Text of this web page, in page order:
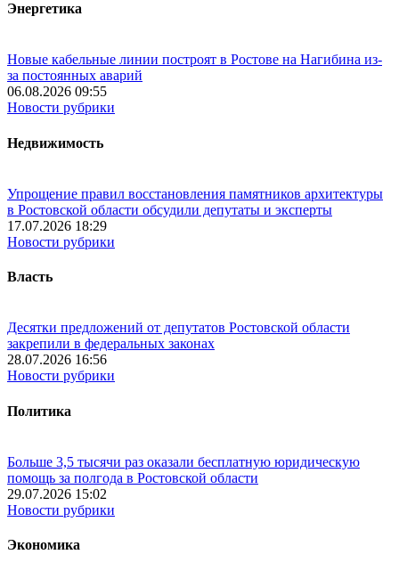
Энергетика
Новые кабельные линии построят в Ростове на Нагибина из-
за постоянных аварий
06.08.2026 09:55
Новости рубрики
Недвижимость
Упрощение правил восстановления памятников архитектуры
в Ростовской области обсудили депутаты и эксперты
17.07.2026 18:29
Новости рубрики
Власть
Десятки предложений от депутатов Ростовской области
закрепили в федеральных законах
28.07.2026 16:56
Новости рубрики
Политика
Больше 3,5 тысячи раз оказали бесплатную юридическую
помощь за полгода в Ростовской области
29.07.2026 15:02
Новости рубрики
Экономика